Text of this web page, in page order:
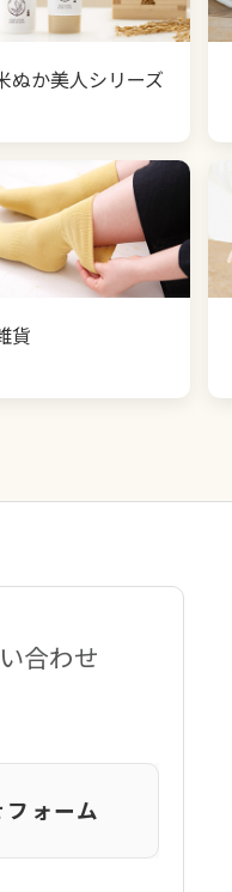
ぬか美人シリーズ
貨
合わせ
ォーム